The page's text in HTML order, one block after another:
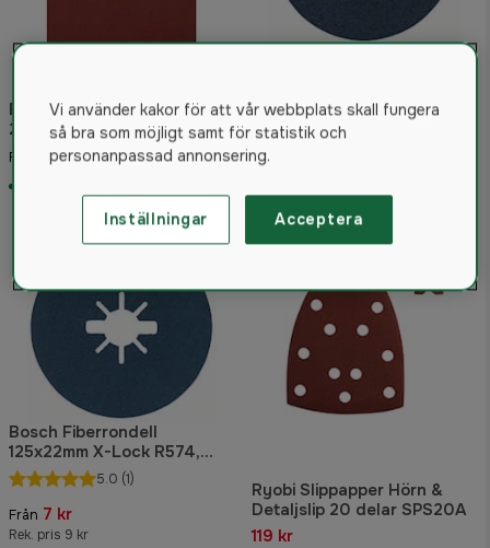
Bosch Slippapper C420
230x280mm ohålat
Från 4 kr
Bosch Fiberrondell
115x22mm X-Lock R574,
Best for Metal
Från
Bosch Fiberrondell
125x22mm X-Lock R574,
Best for Metal
5.0 (1)
Från 7 kr
Rek. pris 9 kr
Ryobi Slippapper Hörn &
Detaljslip 20 delar SPS20A
119 kr
Vi använder kakor för att vår webbplats skall fungera
så bra som möjligt samt för statistik och
personanpassad annonsering.
Inställningar Acceptera